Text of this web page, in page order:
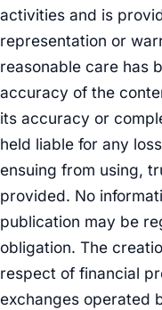
activities and is
representation or
reasonable care has
accuracy of the
its accuracy or
held liable for any
ensuing from using,
provided. No
publication may be
obligation. The
respect of financial
exchanges operated